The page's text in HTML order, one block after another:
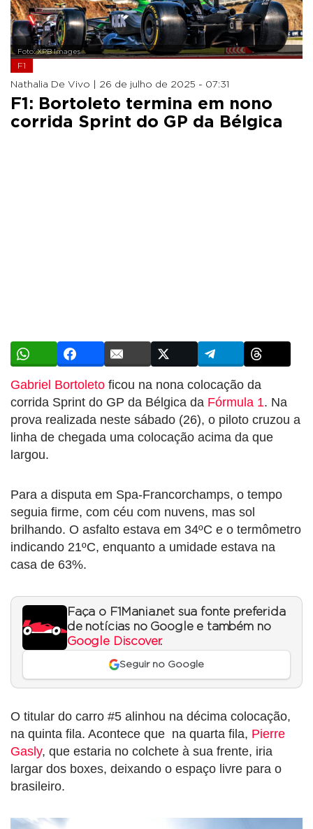
Foto: XPB Images
F1
Nathalia De Vivo | 26 de julho de 2025 - 07:31
F1: Bortoleto termina em nono
corrida Sprint do GP da Bélgica
Gabriel Bortoleto ficou na nona colocação da
corrida Sprint do GP da Bélgica da Fórmula 1. Na
prova realizada neste sábado (26), o piloto cruzou a
linha de chegada uma colocação acima da que
largou.
Para a disputa em Spa-Francorchamps, o tempo
seguia firme, com céu com nuvens, mas sol
brilhando. O asfalto estava em 34ºC e o termômetro
indicando 21ºC, enquanto a umidade estava na
casa de 63%.
Faça o F1Mania.net sua fonte preferida
de notícias no Google e também no
Google Discover.
Seguir no Google
O titular do carro #5 alinhou na décima colocação,
na quinta fila. Acontece que na quarta fila, Pierre
Gasly, que estaria no colchete à sua frente, iria
largar dos boxes, deixando o espaço livre para o
brasileiro.